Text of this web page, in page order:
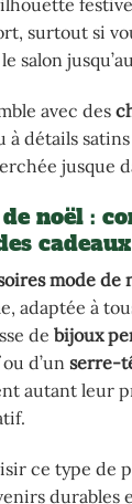
surtout si
salon
avec des
à détails
jusque
de noël :
mode de
adaptée à
de bijoux
ou d’un serre-
autant leur
ce type de
durables